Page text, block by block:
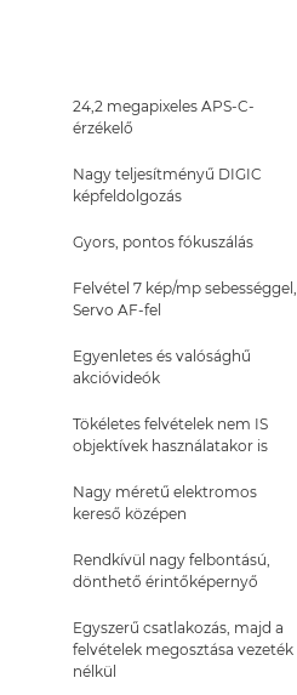
24,2 megapixeles APS-C-
érzékelő
Nagy teljesítményű DIGIC
képfeldolgozás
Gyors, pontos fókuszálás
Felvétel 7 kép/mp sebességgel,
Servo AF-fel
Egyenletes és valósághű
akcióvideók
Tökéletes felvételek nem IS
objektívek használatakor is
Nagy méretű elektromos
kereső középen
Rendkívül nagy felbontású,
dönthető érintőképernyő
Egyszerű csatlakozás, majd a
felvételek megosztása vezeték
nélkül